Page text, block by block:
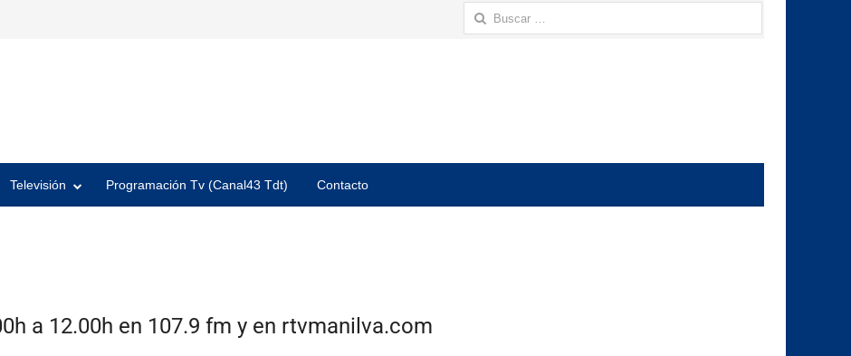
Televisión Programación Tv (Canal43 Tdt) Contacto
a 12.00h en 107.9 fm y en rtvmanilva.com